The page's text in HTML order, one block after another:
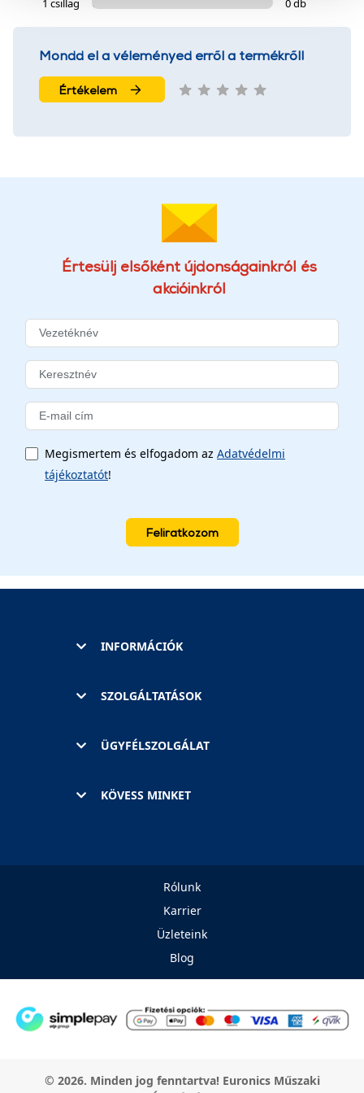
szolgáltatásaink biztosításához szükségesek. Az oldal
1 csillag
0 db
Mondd el a véleményed erről a termékről!
Értékelem
Értesülj elsőként újdonságainkról és
akcióinkról
Megismertem és elfogadom az Adatvédelmi
tájékoztatót!
Feliratkozom
INFORMÁCIÓK
SZOLGÁLTATÁSOK
ÜGYFÉLSZOLGÁLAT
KÖVESS MINKET
Rólunk
Karrier
Üzleteink
Blog
© 2026. Minden jog fenntartva! Euronics Műszaki